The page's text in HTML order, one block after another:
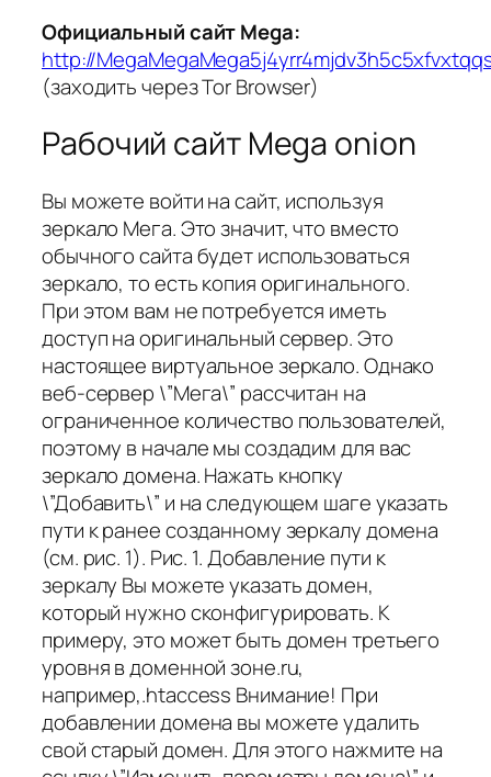
Официальный сайт Mega:
http://
(заходить через Tor Browser)
Рабочий сайт Mega onion
Вы можете войти на сайт, используя
зеркало Мега. Это значит, что вместо
обычного сайта будет использоваться
зеркало, то есть копия оригинального.
При этом вам не потребуется иметь
доступ на оригинальный сервер. Это
настоящее виртуальное зеркало. Однако
веб-сервер \”Мега\” рассчитан на
ограниченное количество пользователей,
поэтому в начале мы создадим для вас
зеркало домена. Нажать кнопку
\”Добавить\” и на следующем шаге указать
пути к ранее созданному зеркалу домена
(см. рис. 1). Рис. 1. Добавление пути к
зеркалу Вы можете указать домен,
который нужно сконфигурировать. К
примеру, это может быть домен третьего
уровня в доменной зоне.ru,
например,.htaccess Внимание! При
добавлении домена вы можете удалить
свой старый домен. Для этого нажмите на